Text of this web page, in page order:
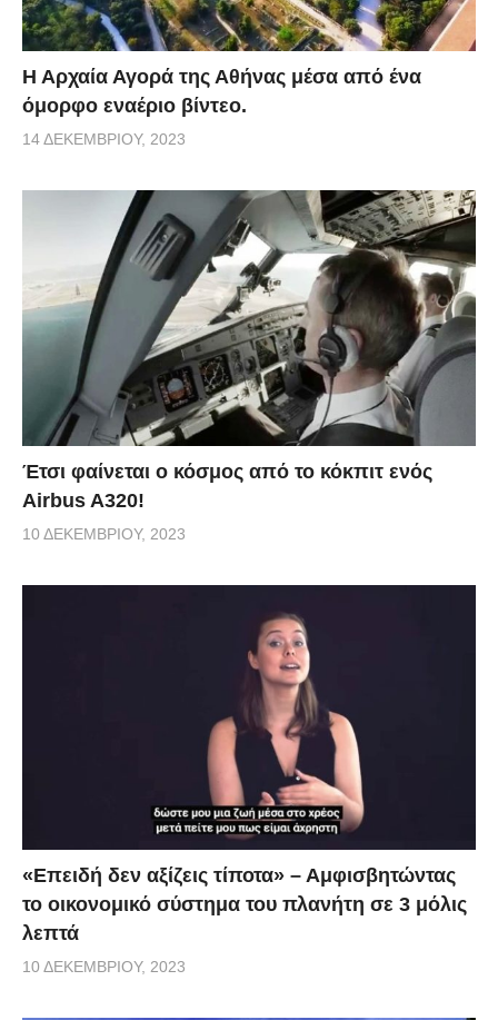
Η Αρχαία Αγορά της Αθήνας μέσα από ένα
όμορφο εναέριο βίντεο.
14 ΔΕΚΕΜΒΡΊΟΥ, 2023
Έτσι φαίνεται ο κόσμος από το κόκπιτ ενός
Airbus A320!
10 ΔΕΚΕΜΒΡΊΟΥ, 2023
«Επειδή δεν αξίζεις τίποτα» – Αμφισβητώντας
το οικονομικό σύστημα του πλανήτη σε 3 μόλις
λεπτά
10 ΔΕΚΕΜΒΡΊΟΥ, 2023